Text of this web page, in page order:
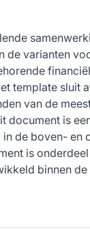
de varianten
template sluit
van de
document is
de boven- en
is
binnen de